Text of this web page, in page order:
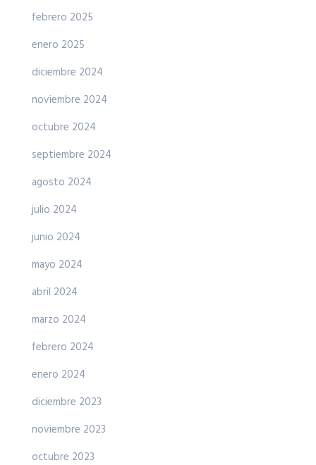
febrero 2025
enero 2025
diciembre 2024
noviembre 2024
octubre 2024
septiembre 2024
agosto 2024
julio 2024
junio 2024
mayo 2024
abril 2024
marzo 2024
febrero 2024
enero 2024
diciembre 2023
noviembre 2023
octubre 2023